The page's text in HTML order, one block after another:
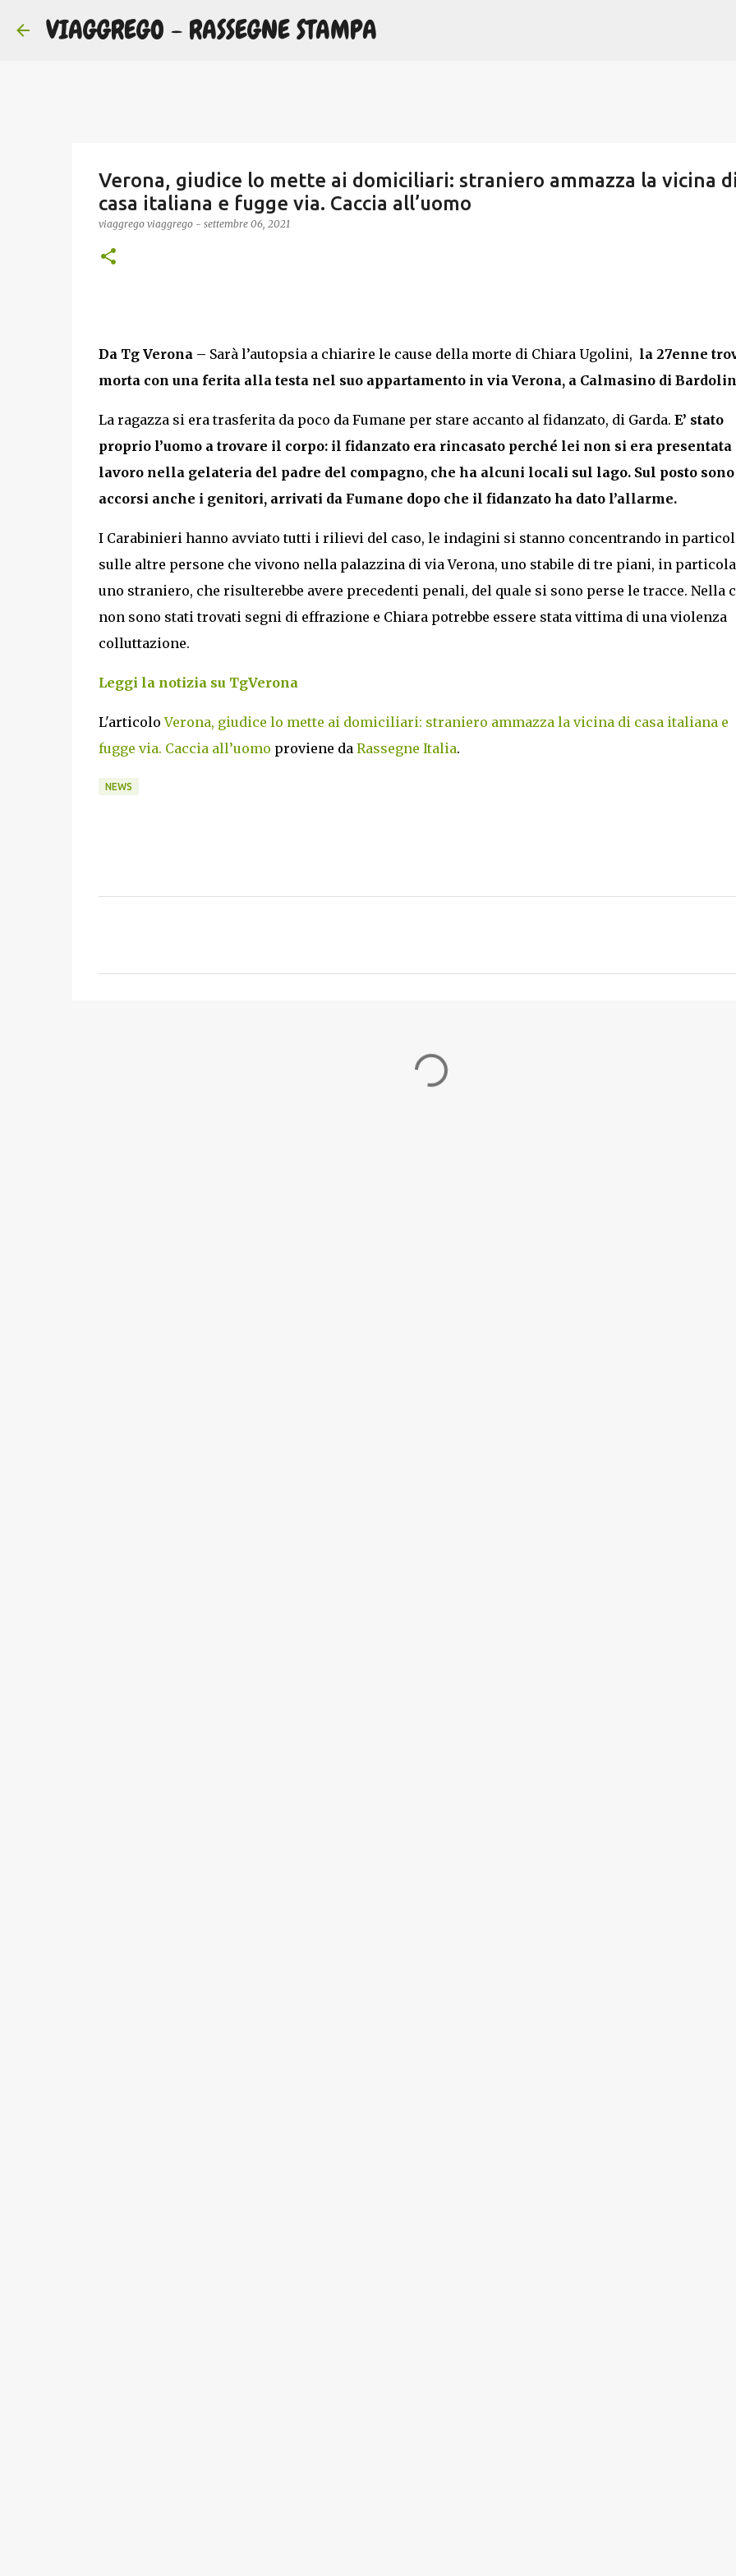
VIAGGREGO - RASSEGNE STAMPA
Verona, giudice lo mette ai domiciliari: straniero ammazza la vicina di
casa italiana e fugge via. Caccia all’uomo
viaggrego viaggrego - settembre 06, 2021
Da Tg Verona – Sarà l’autopsia a chiarire le cause della morte di Chiara Ugolini, la 27enne
morta con una ferita alla testa nel suo appartamento in via Verona, a Calmasino di
La ragazza si era trasferita da poco da Fumane per stare accanto al fidanzato, di Garda. E’ stato
proprio l’uomo a trovare il corpo: il fidanzato era rincasato perché lei non si era presentata
lavoro nella gelateria del padre del compagno, che ha alcuni locali sul lago. Sul posto sono
accorsi anche i genitori, arrivati da Fumane dopo che il fidanzato ha dato l’allarme.
I Carabinieri hanno avviato tutti i rilievi del caso, le indagini si stanno concentrando in
sulle altre persone che vivono nella palazzina di via Verona, uno stabile di tre piani, in
uno straniero, che risulterebbe avere precedenti penali, del quale si sono perse le tracce. Nella
non sono stati trovati segni di effrazione e Chiara potrebbe essere stata vittima di una violenza
colluttazione.
Leggi la notizia su TgVerona
L'articoloVerona, giudice lo mette ai domiciliari: straniero ammazza la vicina di casa italiana e
fugge via. Caccia all’uomo proviene da Rassegne Italia.
NEWS